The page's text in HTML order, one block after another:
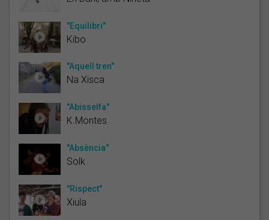
"Equilibri"
Kibo
"Aquell tren"
Na Xisca
"Abisselfa"
K.Montes
"Absència"
Solk
"Rispect"
Xiula